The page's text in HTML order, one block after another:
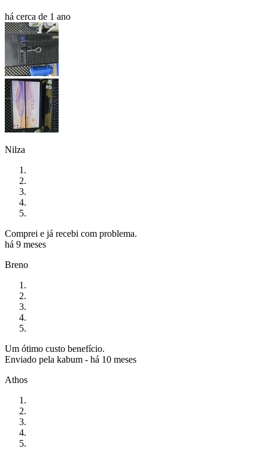
há cerca de 1 ano
Nilza
Comprei e já recebi com problema.
há 9 meses
Breno
Um ótimo custo benefício.
Enviado pela kabum - há 10 meses
Athos